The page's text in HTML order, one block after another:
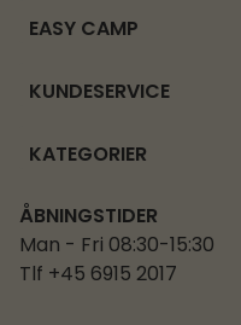
EASY CAMP
KUNDESERVICE
KATEGORIER
ÅBNINGSTIDER
Man - Fri 08:30-15:30
Tlf +45 6915 2017